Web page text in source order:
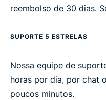
reembolso de 30 dias.
SUPORTE 5 ESTRELAS
Nossa equipe de
horas por dia, por chat
poucos minutos.